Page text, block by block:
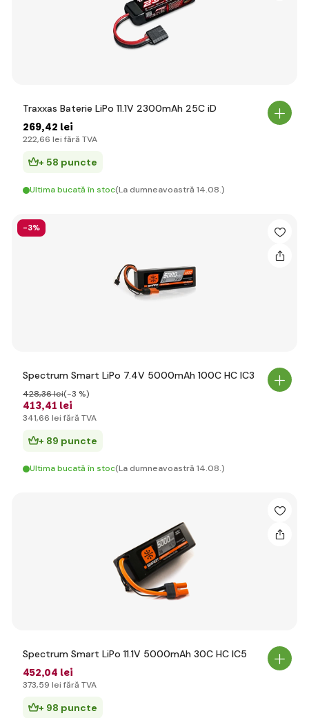
Traxxas Baterie LiPo 11.1V 2300mAh 25C iD
269,42 lei
222,66 lei fără TVA
+ 58 puncte
Ultima bucată în stoc(La dumneavoastră 14.08.)
-3%
Spectrum Smart LiPo 7.4V 5000mAh 100C HC IC3
413,41 lei
428,36 lei(-3 %)
341,66 lei fără TVA
+ 89 puncte
Ultima bucată în stoc(La dumneavoastră 14.08.)
Spectrum Smart LiPo 11.1V 5000mAh 30C HC IC5
452,04 lei
373,59 lei fără TVA
+ 98 puncte